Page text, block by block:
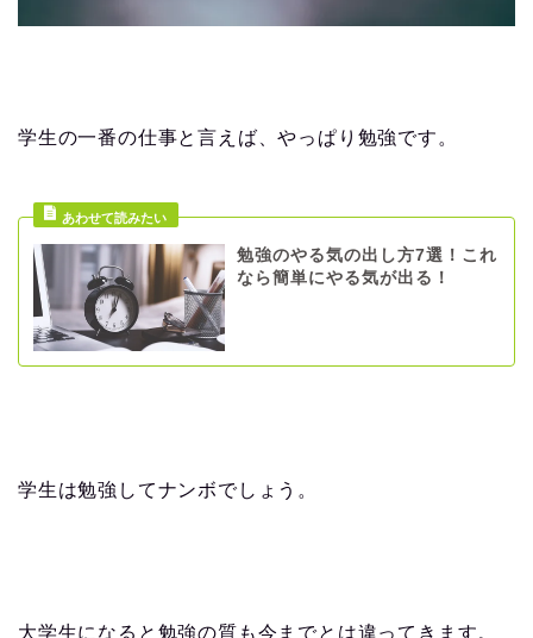
学生の一番の仕事と言えば、やっぱり勉強です。
勉強のやる気の出し方7選！これ
なら簡単にやる気が出る！
学生は勉強してナンボでしょう。
大学生になると勉強の質も今までとは違ってきます。